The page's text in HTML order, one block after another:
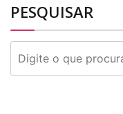
PESQUISAR
PESQUISAR